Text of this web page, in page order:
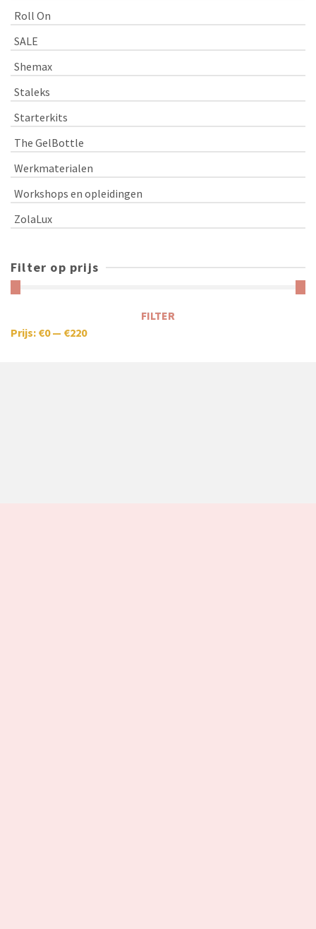
Roll On
SALE
Shemax
Staleks
Starterkits
The GelBottle
Werkmaterialen
Workshops en opleidingen
ZolaLux
Filter op prijs
FILTER
Prijs: €0— €220